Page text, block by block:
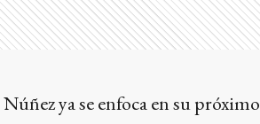
ya se enfoca en su próximo